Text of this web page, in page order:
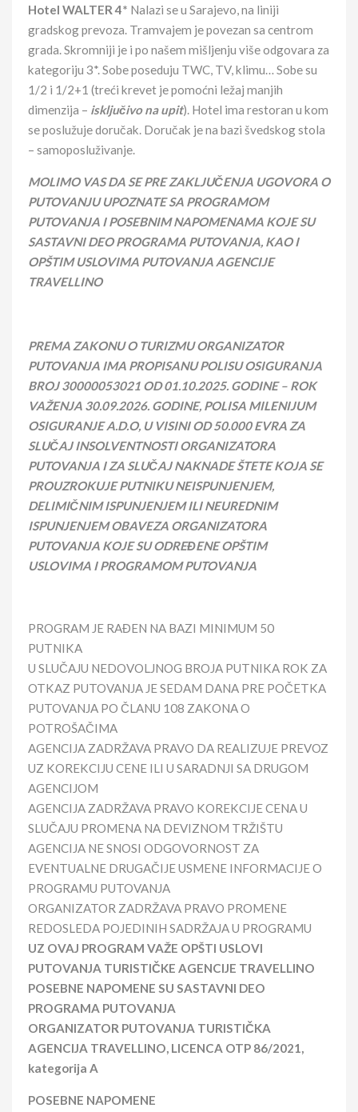
Hotel WALTER 4* Nalazi se u Sarajevo, na liniji
gradskog prevoza. Tramvajem je povezan sa centrom
grada. Skromniji je i po našem mišljenju više odgovara za
kategoriju 3*. Sobe poseduju TWC, TV, klimu… Sobe su
1/2 i 1/2+1 (treći krevet je pomoćni ležaj manjih
dimenzija – isključivo na upit). Hotel ima restoran u kom
se poslužuje doručak. Doručak je na bazi švedskog stola
– samoposluživanje.
MOLIMO VAS DA SE PRE ZAKLJUČENJA UGOVORA O
PUTOVANJU UPOZNATE SA PROGRAMOM
PUTOVANJA I POSEBNIM NAPOMENAMA KOJE SU
SASTAVNI DEO PROGRAMA PUTOVANJA, KAO I
OPŠTIM USLOVIMA PUTOVANJA AGENCIJE
TRAVELLINO
PREMA ZAKONU O TURIZMU ORGANIZATOR
PUTOVANJA IMA PROPISANU POLISU OSIGURANJA
BROJ30000053021 OD 01.10.2025. GODINE – ROK
VAŽENJA 30.09.2026. GODINE, POLISA MILENIJUM
OSIGURANJE A.D.O, U VISINI OD 50.000 EVRA ZA
SLUČAJ INSOLVENTNOSTI ORGANIZATORA
PUTOVANJA I ZA SLUČAJ NAKNADE ŠTETE KOJA SE
PROUZROKUJE PUTNIKU NEISPUNJENJEM,
DELIMIČNIM ISPUNJENJEM ILI NEUREDNIM
ISPUNJENJEM OBAVEZA ORGANIZATORA
PUTOVANJA KOJE SU ODREĐENE OPŠTIM
USLOVIMA I PROGRAMOM PUTOVANJA
PROGRAM JE RAĐEN NA BAZI MINIMUM 50
PUTNIKA
U SLUČAJU NEDOVOLJNOG BROJA PUTNIKA ROK ZA
OTKAZ PUTOVANJA JE SEDAM DANA PRE POČETKA
PUTOVANJA PO ČLANU 108 ZAKONA O
POTROŠAČIMA
AGENCIJA ZADRŽAVA PRAVO DA REALIZUJE PREVOZ
UZ KOREKCIJU CENE ILI U SARADNJI SA DRUGOM
AGENCIJOM
AGENCIJA ZADRŽAVA PRAVO KOREKCIJE CENA U
SLUČAJU PROMENA NA DEVIZNOM TRŽIŠTU
AGENCIJA NE SNOSI ODGOVORNOST ZA
EVENTUALNE DRUGAČIJE USMENE INFORMACIJE O
PROGRAMU PUTOVANJA
ORGANIZATOR ZADRŽAVA PRAVO PROMENE
REDOSLEDA POJEDINIH SADRŽAJA U PROGRAMU
UZ OVAJ PROGRAM VAŽE OPŠTI USLOVI
PUTOVANJA TURISTIČKE AGENCIJE TRAVELLINO
POSEBNE NAPOMENE SU SASTAVNI DEO
PROGRAMA PUTOVANJA
ORGANIZATOR PUTOVANJA TURISTIČKA
AGENCIJA TRAVELLINO, LICENCA OTP 86/2021,
kategorija A
POSEBNE NAPOMENE